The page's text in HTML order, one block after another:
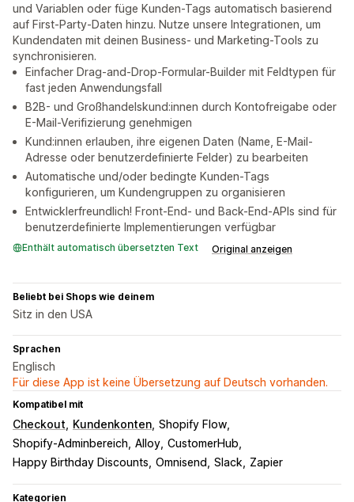
und Variablen oder füge Kunden-Tags automatisch basierend
auf First-Party-Daten hinzu. Nutze unsere Integrationen, um
Kundendaten mit deinen Business- und Marketing-Tools zu
synchronisieren.
Einfacher Drag-and-Drop-Formular-Builder mit Feldtypen für
fast jeden Anwendungsfall
B2B- und Großhandelskund:innen durch Kontofreigabe oder
E-Mail-Verifizierung genehmigen
Kund:innen erlauben, ihre eigenen Daten (Name, E-Mail-
Adresse oder benutzerdefinierte Felder) zu bearbeiten
Automatische und/oder bedingte Kunden-Tags
konfigurieren, um Kundengruppen zu organisieren
Entwicklerfreundlich! Front-End- und Back-End-APIs sind für
benutzerdefinierte Implementierungen verfügbar
Enthält automatisch übersetzten Text Original anzeigen
Beliebt bei Shops wie deinem
Sitz in den USA
Sprachen
Englisch
Für diese App ist keine Übersetzung auf Deutsch vorhanden.
Kompatibel mit
Checkout Kundenkonten Shopify Flow
Shopify-Adminbereich Alloy CustomerHub
Happy Birthday Discounts Omnisend Slack Zapier
Kategorien